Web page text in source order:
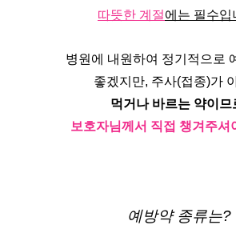
따뜻한 계절에는 필수입
병원에 내원하여 정기적으로
좋겠지만, 주사(접종)가
먹거나 바르는 약이므
보호자님께서 직접 챙겨주셔
예방약 종류는?